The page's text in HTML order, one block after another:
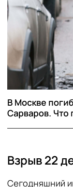
В Москве
Сарваров. Что
Взрыв 22
Сегодняшний